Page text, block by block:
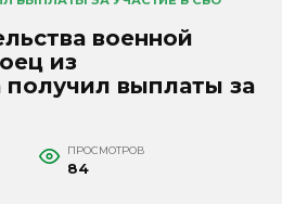
военной
из
получил выплаты за
ПРОСМОТРОВ
84